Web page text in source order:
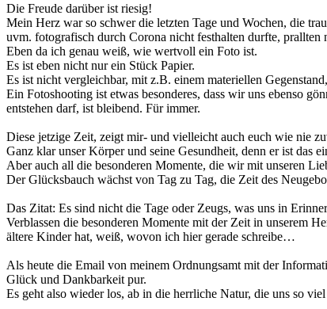
Die Freude darüber ist riesig!
Mein Herz war so schwer die letzten Tage und Wochen, die
uvm. fotografisch durch Corona nicht festhalten durfte,
Eben da ich genau weiß, wie wertvoll ein Foto ist.
Es ist eben nicht nur ein Stück Papier.
Es ist nicht vergleichbar, mit z.B. einem materiellen
Ein Fotoshooting ist etwas besonderes, dass wir uns ebenso
entstehen darf, ist bleibend. Für immer.
Diese jetzige Zeit, zeigt mir- und vielleicht auch euch wie nie
Ganz klar unser Körper und seine Gesundheit, denn er ist das
Aber auch all die besonderen Momente, die wir mit unseren
Der Glücksbauch wächst von Tag zu Tag, die Zeit des
Das Zitat: Es sind nicht die Tage oder Zeugs, was uns in
Verblassen die besonderen Momente mit der Zeit in unserem
ältere Kinder hat, weiß, wovon ich hier gerade schreibe…
Als heute die Email von meinem Ordnungsamt mit der
Glück und Dankbarkeit pur.
Es geht also wieder los, ab in die herrliche Natur, die uns so